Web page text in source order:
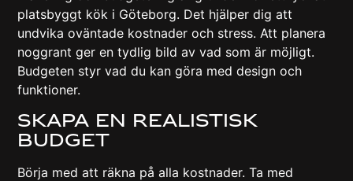
platsbyggt kök i Göteborg. Det hjälper dig att
undvika oväntade kostnader och stress. Att planera
noggrant ger en tydlig bild av vad som är möjligt.
Budgeten styr vad du kan göra med design och
funktioner.
Skapa En Realistisk
Budget
Börja med att räkna på alla kostnader. Ta med